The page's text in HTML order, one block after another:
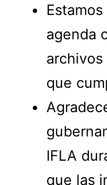
agenda
que
IFLA
que las